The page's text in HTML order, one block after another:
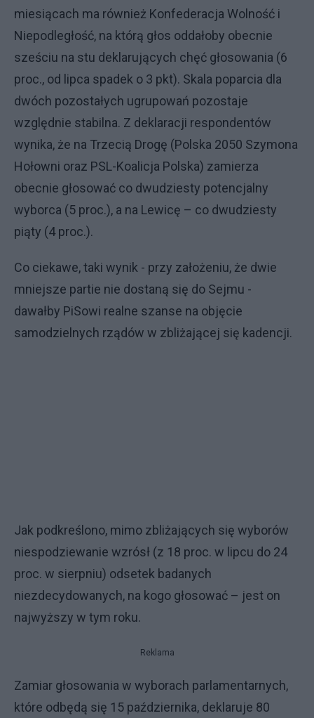
miesiącach ma również Konfederacja Wolność i
Niepodległość, na którą głos oddałoby obecnie
sześciu na stu deklarujących chęć głosowania (6
proc., od lipca spadek o 3 pkt). Skala poparcia dla
dwóch pozostałych ugrupowań pozostaje
względnie stabilna. Z deklaracji respondentów
wynika, że na Trzecią Drogę (Polska 2050 Szymona
Hołowni oraz PSL-Koalicja Polska) zamierza
obecnie głosować co dwudziesty potencjalny
wyborca (5 proc.), a na Lewicę – co dwudziesty
piąty (4 proc.).
Co ciekawe, taki wynik - przy założeniu, że dwie
mniejsze partie nie dostaną się do Sejmu -
dawałby PiSowi realne szanse na objęcie
samodzielnych rządów w zbliżającej się kadencji.
Jak podkreślono, mimo zbliżających się wyborów
niespodziewanie wzrósł (z 18 proc. w lipcu do 24
proc. w sierpniu) odsetek badanych
niezdecydowanych, na kogo głosować – jest on
najwyższy w tym roku.
Reklama
Zamiar głosowania w wyborach parlamentarnych,
które odbędą się 15 października, deklaruje 80